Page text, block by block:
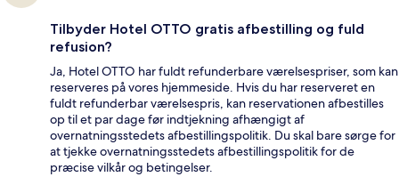
Tilbyder Hotel OTTO gratis afbestilling og fuld
refusion?
Ja, Hotel OTTO har fuldt refunderbare værelsespriser, som kan
reserveres på vores hjemmeside. Hvis du har reserveret en
fuldt refunderbar værelsespris, kan reservationen afbestilles
op til et par dage før indtjekning afhængigt af
overnatningsstedets afbestillingspolitik. Du skal bare sørge for
at tjekke overnatningsstedets afbestillingspolitik for de
præcise vilkår og betingelser.